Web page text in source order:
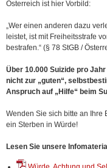
Österreich ist hier Vorbild:
„Wer einen anderen dazu
leistet, ist mit Freiheitsstrafe
bestrafen.“ (§ 78 StGB /
Über 10.000 Suizide pro
nicht zur „guten“,
Anspruch auf „Hilfe“ beim
Wenden Sie sich bitte an Ihre
ein Sterben in Würde!
Lesen Sie unsere